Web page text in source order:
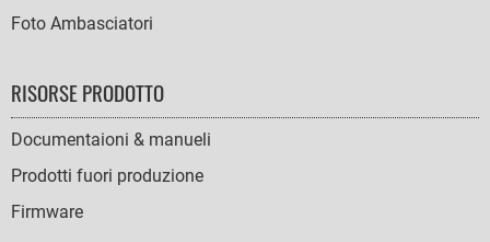
Foto Ambasciatori
RISORSE PRODOTTO
Documentaioni & manueli
Prodotti fuori produzione
Firmware